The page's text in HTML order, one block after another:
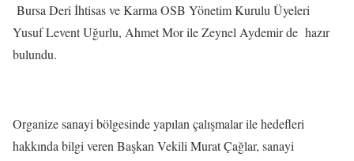
Bursa Deri İhtisas ve Karma OSB Yönetim Kurulu Üyeleri
Yusuf Levent Uğurlu, Ahmet Mor ile Zeynel Aydemir de hazır
bulundu.
Organize sanayi bölgesinde yapılan çalışmalar ile hedefleri
hakkında bilgi veren Başkan Vekili Murat Çağlar, sanayi